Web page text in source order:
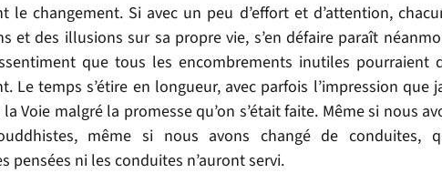
le changement. Si avec un peu d’effort et d’attention,
et des illusions sur sa propre vie, s’en défaire paraît
que tous les encombrements inutiles pourraient
Le temps s’étire en longueur, avec parfois l’impression que
Voie malgré la promesse qu’on s’était faite. Même si nous
même si nous avons changé de conduites,
pensées ni les conduites n’auront servi.